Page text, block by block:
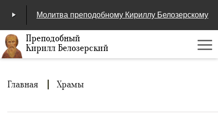
00:00 04:25
Молитва преподобному Кириллу Белозерскому
Преподобный
Кирилл Белозерский
Строка
навигации
Главная Храмы